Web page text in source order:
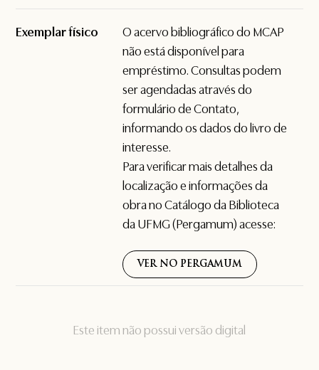
Este item não possui versão digital
Exemplar físico
O acervo bibliográfico do MCAP
não está disponível para
empréstimo. Consultas podem
ser agendadas através do
formulário deContato,
informando os dados do livro de
interesse.
Para verificar mais detalhes da
localização e informações da
obra no Catálogo da Biblioteca
da UFMG (Pergamum) acesse:
VER NO PERGAMUM